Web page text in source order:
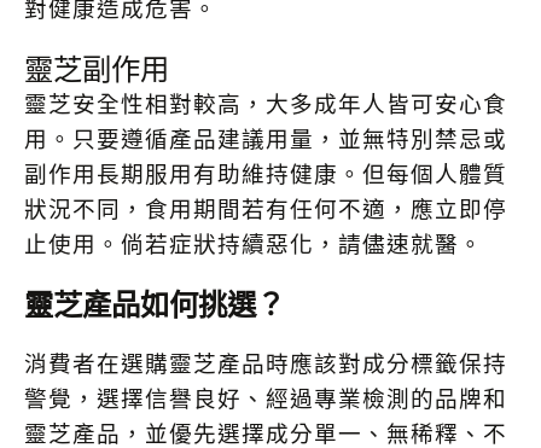
對健康造成危害。
靈芝副作用
靈芝安全性相對較高，大多成年人皆可安心食
用。只要遵循產品建議用量，並無特別禁忌或
副作用長期服用有助維持健康。但每個人體質
狀況不同，食用期間若有任何不適，應立即停
止使用。倘若症狀持續惡化，請儘速就醫。
靈芝產品如何挑選？
消費者在選購靈芝產品時應該對成分標籤保持
警覺，選擇信譽良好、經過專業檢測的品牌和
靈芝產品，並優先選擇成分單一、無稀釋、不